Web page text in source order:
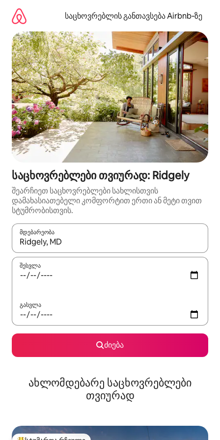
გადასვლა
საცხოვრებლის განთავსება Airbnb‑ზე
საცხოვრებლები თვიურად: Ridgely
შეარჩიეთ საცხოვრებლები სახლისთვის
დამახასიათებელი კომფორტით ერთი ან მეტი თვით
სტუმრობისთვის.
მდებარეობა
როცა შედეგები ხელმისაწვდომი გახდება, ნავიგაციისთვის
შესვლა
გასვლა
ძიება
ახლომდებარე საცხოვრებლები
თვიურად